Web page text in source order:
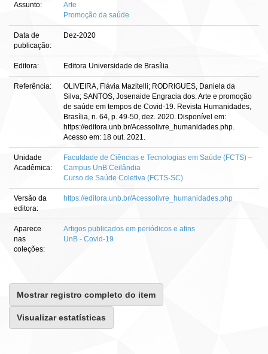
Assunto:
Arte
Promoção da saúde
Data de
publicação:
Dez-2020
Editora: Editora Universidade de Brasília
Referência:
OLIVEIRA, Flávia Mazitelli; RODRIGUES, Daniela da
Silva; SANTOS, Josenaide Engracia dos. Arte e promoção
de saúde em tempos de Covid-19. Revista Humanidades,
Brasília, n. 64, p. 49-50, dez. 2020. Disponível em:
https://editora.unb.br/Acessolivre_humanidades.php.
Acesso em: 18 out. 2021.
Unidade
Acadêmica:
Faculdade de Ciências e Tecnologias em Saúde (FCTS) –
Campus UnB Ceilândia
Curso de Saúde Coletiva (FCTS-SC)
Versão da
editora:
https://editora.unb.br/Acessolivre_humanidades.php
Aparece
nas
coleções:
Artigos publicados em periódicos e afins
UnB - Covid-19
Mostrar registro completo do item
Visualizar estatísticas